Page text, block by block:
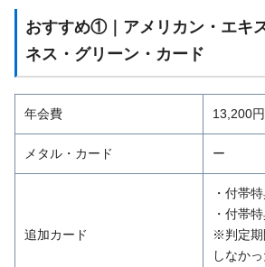
おすすめ①｜アメリカン・エキ
ネス・グリーン・カード
年会費 13,200円
メタル・カード ー
追加カード
・付帯
・付帯
※判定期
しなか